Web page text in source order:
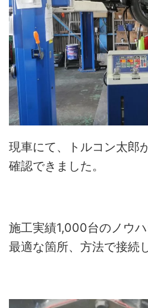
現車にて、トルコン太郎
確認できました。
施工実績1,000台のノウハ
最適な箇所、方法で接続